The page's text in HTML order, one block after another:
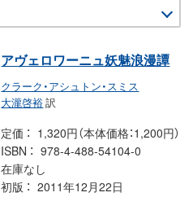
アヴェロワーニュ妖魅浪漫譚
クラーク・アシュトン・スミス
大瀧啓裕訳
定価
1,320円（本体価格：1,200円）
ISBN
978-4-488-54104-0
在庫なし
初版
2011年12月22日